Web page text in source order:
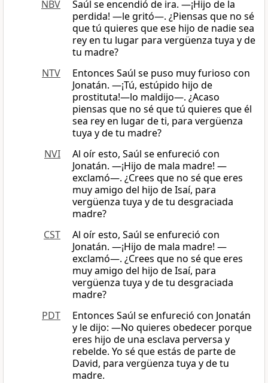
NBV
Saúl se encendió de ira. ―¡Hijo de la
perdida! —le gritó—. ¿Piensas que no sé
que tú quieres que ese hijo de nadie sea
rey en tu lugar para vergüenza tuya y de
tu madre?
NTV
Entonces Saúl se puso muy furioso con
Jonatán. —¡Tú, estúpido hijo de
prostituta!—lo maldijo—. ¿Acaso
piensas que no sé que tú quieres que él
sea rey en lugar de ti, para vergüenza
tuya y de tu madre?
NVI
Al oír esto, Saúl se enfureció con
Jonatán. —¡Hijo de mala madre! —
exclamó—. ¿Crees que no sé que eres
muy amigo del hijo de Isaí, para
vergüenza tuya y de tu desgraciada
madre?
CST
Al oír esto, Saúl se enfureció con
Jonatán. ―¡Hijo de mala madre! —
exclamó—. ¿Crees que no sé que eres
muy amigo del hijo de Isaí, para
vergüenza tuya y de tu desgraciada
madre?
PDT
Entonces Saúl se enfureció con Jonatán
y le dijo: —No quieres obedecer porque
eres hijo de una esclava perversa y
rebelde. Yo sé que estás de parte de
David, para vergüenza tuya y de tu
madre.